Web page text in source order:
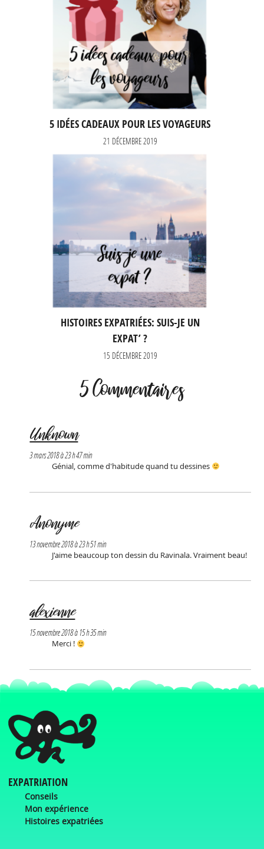
5 IDÉES CADEAUX POUR LES VOYAGEURS
21 DÉCEMBRE 2019
HISTOIRES EXPATRIÉES: SUIS-JE UN
EXPAT’ ?
15 DÉCEMBRE 2019
5 Commentaires
Unknown
3 mars 2018 à 23 h 47 min
Génial, comme d'habitude quand tu dessines
Anonyme
13 novembre 2018 à 23 h 51 min
J'aime beaucoup ton dessin du Ravinala. Vraiment beau!
alexienne
15 novembre 2018 à 15 h 35 min
Merci !
EXPATRIATION
Conseils
Mon expérience
Histoires expatriées